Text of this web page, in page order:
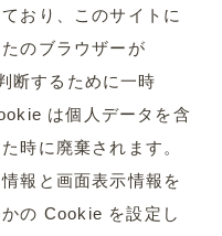
おり、このサイトに
のブラウザーが
断するために一時
は個人データを含
時に廃棄されます。
報と画面表示情報を
の Cookie を設定し